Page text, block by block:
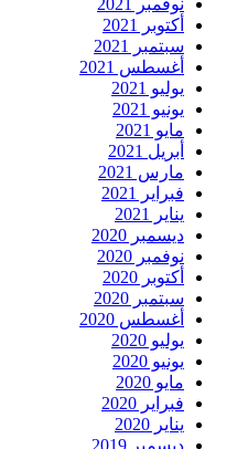
نوفمبر 2021
أكتوبر 2021
سبتمبر 2021
أغسطس 2021
يوليو 2021
يونيو 2021
مايو 2021
أبريل 2021
مارس 2021
فبراير 2021
يناير 2021
ديسمبر 2020
نوفمبر 2020
أكتوبر 2020
سبتمبر 2020
أغسطس 2020
يوليو 2020
يونيو 2020
مايو 2020
فبراير 2020
يناير 2020
ديسمبر 2019